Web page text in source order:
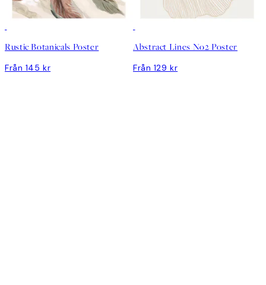
Rustic Botanicals Poster
Från 145 kr
Abstract Lines No2 Poster
Från 129 kr